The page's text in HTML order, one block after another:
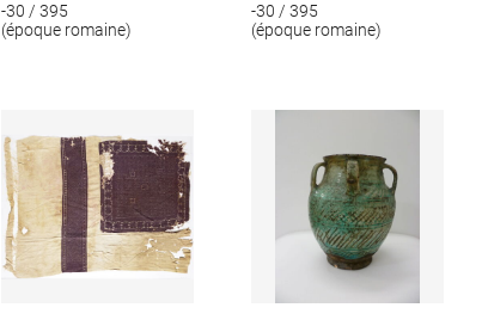
-30 / 395
(époque romaine)
-30 / 395
(époque romaine)